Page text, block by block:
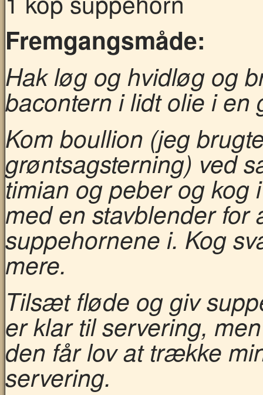
Fremgangsmåde:
Hak løg og hvidløg og
bacontern i lidt olie i en
Kom boullion (jeg
grøntsagsterning) ved
timian og peber og kog
med en stavblender for
suppehornene i. Kog
mere.
Tilsæt fløde og giv
er klar til servering,
den får lov at trække
servering.